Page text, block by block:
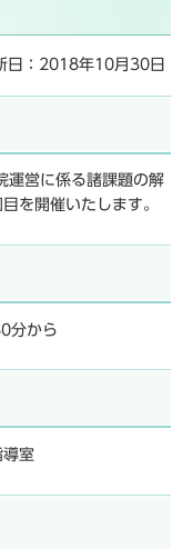
日：2018年10月30日
運営に係る諸課題の解
を開催いたします。
分から
導室